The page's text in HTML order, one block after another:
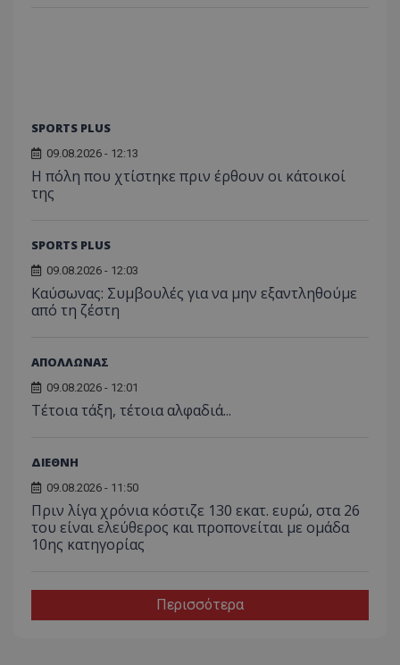
SPORTS PLUS
09.08.2026 - 12:13
Η πόλη που χτίστηκε πριν έρθουν οι κάτοικοί
της
SPORTS PLUS
09.08.2026 - 12:03
Kαύσωνας: Συμβουλές για να μην εξαντληθούμε
από τη ζέστη
ΑΠΟΛΛΩΝΑΣ
09.08.2026 - 12:01
Τέτοια τάξη, τέτοια αλφαδιά...
ΔΙΕΘΝΗ
09.08.2026 - 11:50
Πριν λίγα χρόνια κόστιζε 130 εκατ. ευρώ, στα 26
του είναι ελεύθερος και προπονείται με ομάδα
10ης κατηγορίας
Περισσότερα